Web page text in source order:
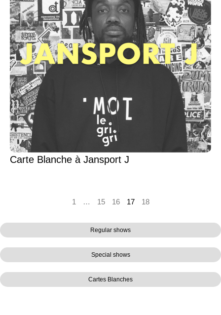
Regular shows
Special shows
Cartes Blanches
Carte Blanche à Jansport J
1 … 15 16 17 18